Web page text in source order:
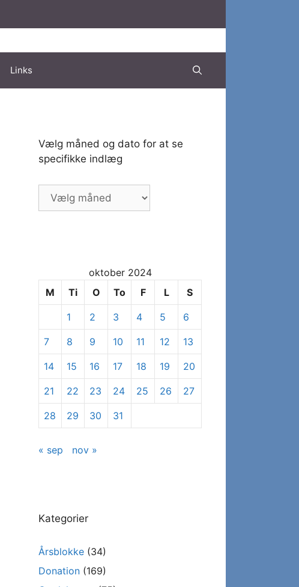
Links
Vælg måned og dato for at se
specifikke indlæg
Vælg
måned
se
specifikke
indlæg
oktober 2024
M
Ti O To F L S
1 2 3 4 5 6
7 8 9 10 11 12 13
14 15 16 17 18 19 20
21 22 23 24 25 26 27
28 29 30 31
« sep nov »
Kategorier
Årsblokke (34)
Donation (169)